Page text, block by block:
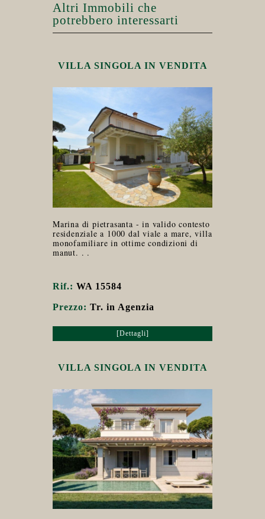
Altri Immobili che
potrebbero interessarti
VILLA SINGOLA IN VENDITA
Marina di pietrasanta - in valido contesto
residenziale a 1000 dal viale a mare, villa
monofamiliare in ottime condizioni di
manut. . .
Rif.: WA 15584
Prezzo: Tr. in Agenzia
[Dettagli]
VILLA SINGOLA IN VENDITA